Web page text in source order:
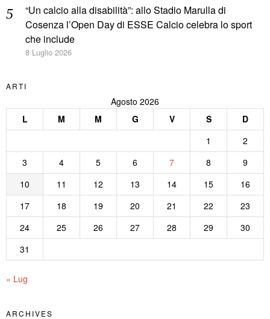
“Un calcio alla disabilità”: allo Stadio Marulla di
Cosenza l’Open Day di ESSE Calcio celebra lo sport
che include
8 Luglio 2026
ARTI
Agosto 2026
L
M M G V S
D
1
2
3
4 5 6 7 8
9
10
11 12 13 14 15
16
17
18 19 20 21 22
23
24
25 26 27 28 29
30
31
« Lug
ARCHIVES